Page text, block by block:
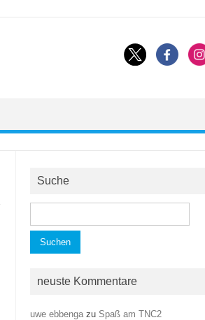
Suche
nach:
neuste Kommentare
uwe ebbenga zu Spaß am TNC2